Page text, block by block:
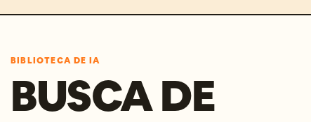
BIBLIOTECA DE IA
BUSCA DE